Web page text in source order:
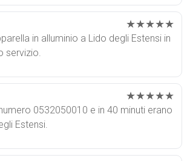
★★★★★
in alluminio a Lido degli Estensi in
servizio.
★★★★★
0532050010 e in 40 minuti erano
Estensi.